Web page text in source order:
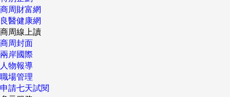
商周財富網
良醫健康網
商周線上讀
商周封面
兩岸國際
人物報導
職場管理
申請七天試閱